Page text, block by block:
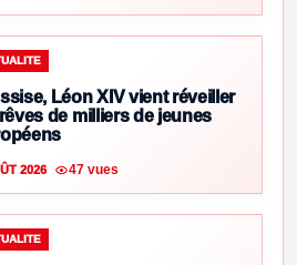
Léon XIV vient réveiller
de milliers de jeunes
2026 47 vues